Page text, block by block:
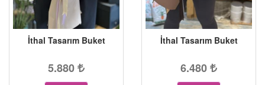
İthal Tasarım Buket
5.880
İthal Tasarım Buket
6.480